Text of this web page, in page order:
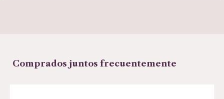
Comprados juntos frecuentemente